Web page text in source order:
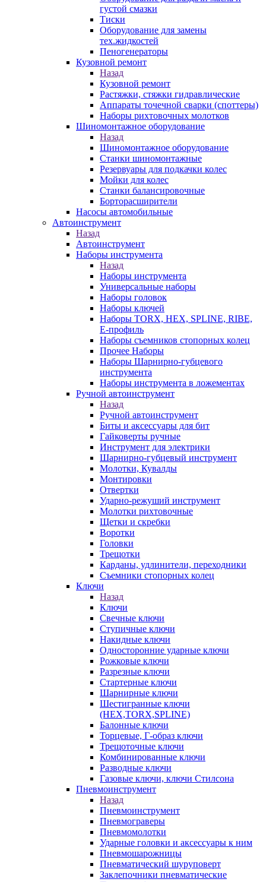
густой смазки
Тиски
Оборудование для замены
тех.жидкостей
Пеногенераторы
Кузовной ремонт
Назад
Кузовной ремонт
Растяжки, стяжки гидравлические
Аппараты точечной сварки (споттеры)
Наборы рихтовочных молотков
Шиномонтажное оборудование
Назад
Шиномонтажное оборудование
Станки шиномонтажные
Резервуары для подкачки колес
Мойки для колес
Станки балансировочные
Борторасширители
Насосы автомобильные
Автоинструмент
Назад
Автоинструмент
Наборы инструмента
Назад
Наборы инструмента
Универсальные наборы
Наборы головок
Наборы ключей
Наборы TORX, HEX, SPLINE, RIBE,
E-профиль
Наборы съемников стопорных колец
Прочее Наборы
Наборы Шарнирно-губцевого
инструмента
Наборы инструмента в ложементах
Ручной автоинструмент
Назад
Ручной автоинструмент
Биты и аксессуары для бит
Гайковерты ручные
Инструмент для электрики
Шарнирно-губцевый инструмент
Молотки, Кувалды
Монтировки
Отвертки
Ударно-режуший инструмент
Молотки рихтовочные
Щетки и скребки
Воротки
Головки
Трещотки
Карданы, удлинители, переходники
Съемники стопорных колец
Ключи
Назад
Ключи
Свечные ключи
Ступичные ключи
Накидные ключи
Односторонние ударные ключи
Рожковые ключи
Разрезные ключи
Стартерные ключи
Шарнирные ключи
Шестигранные ключи
(HEX,TORX,SPLINE)
Балонные ключи
Торцевые, Г-образ ключи
Трещоточные ключи
Комбинированные ключи
Разводные ключи
Газовые ключи, ключи Стилсона
Пневмоинструмент
Назад
Пневмоинструмент
Пневмограверы
Пневмомолотки
Ударные головки и аксессуары к ним
Пневмошарожницы
Пневматический шуруповерт
Заклепочники пневматические